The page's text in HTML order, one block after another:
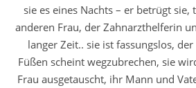
sie es eines Nachts – er betrügt
anderen Frau, der Zahnarzthelferin
langer Zeit.. sie ist fassungslos,
Füßen scheint wegzubrechen, sie
Frau ausgetauscht, ihr Mann und